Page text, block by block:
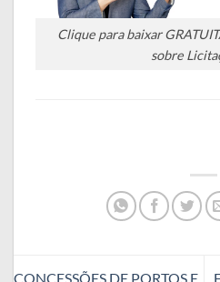
Clique para baixar
sobre
CONCESSÕES DE PORTOS E